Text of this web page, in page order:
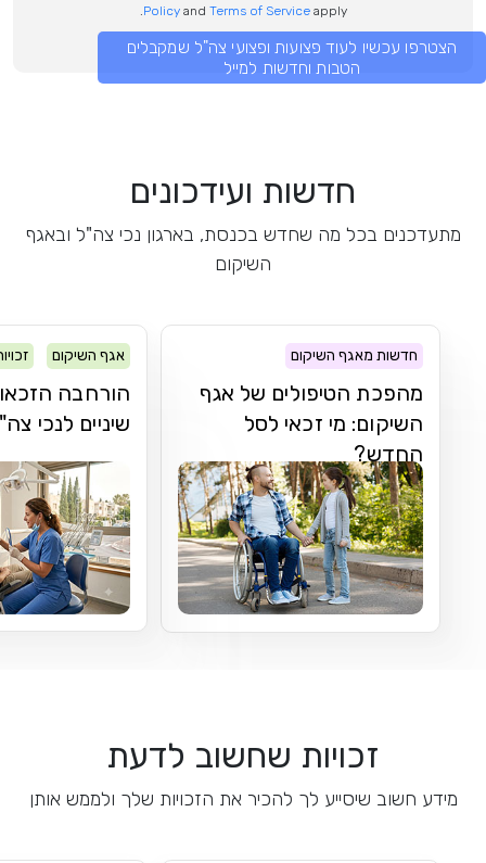
Policyand Terms of Serviceapply.
הצטרפו עכשיו לעוד פצועות ופצועי צה"ל שמקבלים
הטבות וחדשות למייל
חדשות ועידכונים
מתעדכנים בכל מה שחדש בכנסת, בארגון נכי צה"ל ובאגף
השיקום
חדשות מאגף השיקום
מהפכת הטיפולים של אגף
השיקום: מי זכאי לסל
החדש?
אגף השיקום
הורחבה
שיניים לנכי
זכויות שחשוב לדעת
מידע חשוב שיסייע לך להכיר את הזכויות שלך ולממש אותן